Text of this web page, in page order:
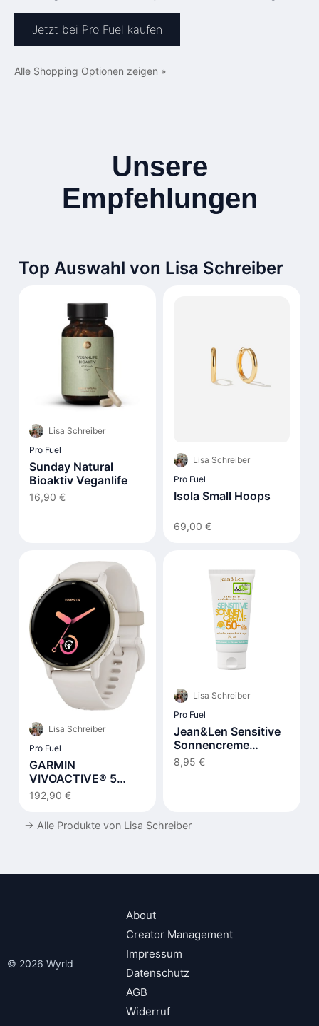
Jetzt bei Pro Fuel kaufen
Alle Shopping Optionen zeigen »
Unsere
Empfehlungen
Top Auswahl von Lisa Schreiber
Lisa Schreiber
Pro Fuel
Sunday Natural
Bioaktiv Veganlife
16,90 €
Lisa Schreiber
Pro Fuel
Isola Small Hoops
69,00 €
Lisa Schreiber
Pro Fuel
GARMIN
VIVOACTIVE® 5
MUSIC Smartwatch
192,90 €
Lisa Schreiber
Pro Fuel
Jean&Len Sensitive
Sonnencreme
Gesicht LSF 50+
8,95 €
→ Alle Produkte von Lisa Schreiber
© 2026 Wyrld
About
Creator Management
Impressum
Datenschutz
AGB
Widerruf